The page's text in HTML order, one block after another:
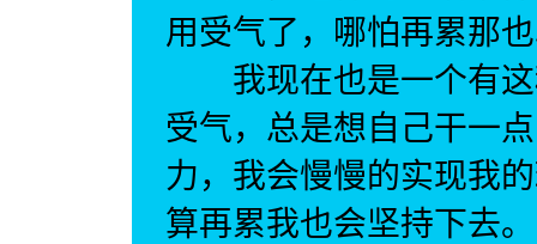
用受气了，哪怕再累那
我现在也是一个有这
受气，总是想自己干一
力，我会慢慢的实现我
算再累我也会坚持下去。